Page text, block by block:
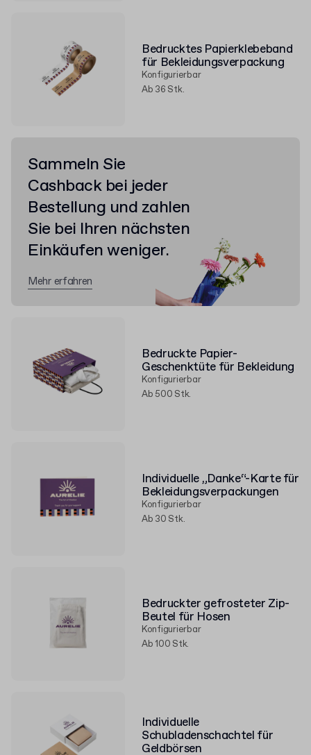
Bedrucktes Papierklebeband
für Bekleidungsverpackung
Konfigurierbar
Ab 36 Stk.
Bedruckte Papier-
Geschenktüte für Bekleidung
Konfigurierbar
Ab 500 Stk.
Individuelle „Danke“-Karte für
Bekleidungsverpackungen
Konfigurierbar
Ab 30 Stk.
Bedruckter gefrosteter Zip-
Beutel für Hosen
Konfigurierbar
Ab 100 Stk.
Individuelle
Schubladenschachtel für
Geldbörsen
Sammeln Sie
Cashback bei jeder
Bestellung und zahlen
Sie bei Ihren nächsten
Einkäufen weniger.
Mehr erfahren